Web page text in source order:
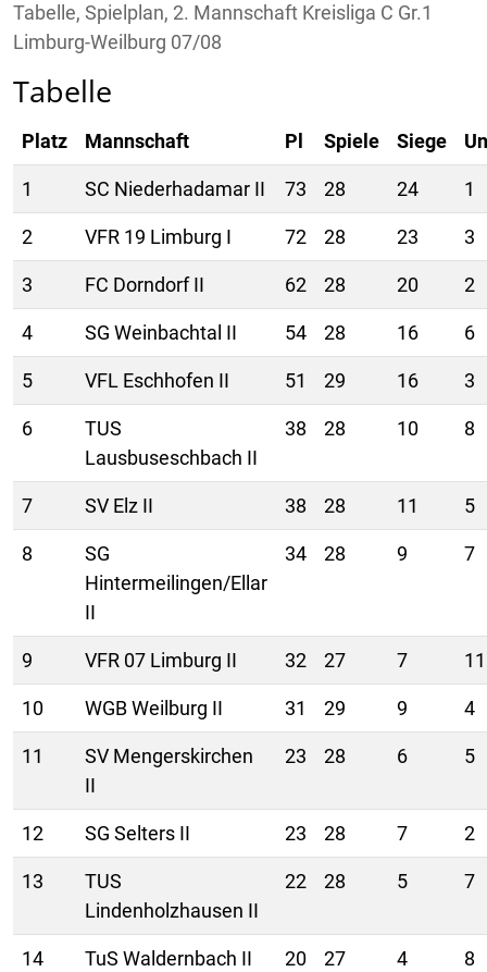
Tabelle, Spielplan, 2. Mannschaft Kreisliga C Gr.1
Limburg-Weilburg 07/08
Tabelle
Platz Mannschaft Pl Spiele Siege
1 SC Niederhadamar II 73 28 24 1
2 VFR 19 Limburg I 72 28 23 3
3 FC Dorndorf II 62 28 20 2
4 SG Weinbachtal II 54 28 16 6
5 VFL Eschhofen II 51 29 16 3
6
TUS
Lausbuseschbach II
38 28 10 8
7 SV Elz II 38 28 11 5
8
SG
Hintermeilingen/Ellar
II
34 28 9 7
9 VFR 07 Limburg II 32 27 7 11
10 WGB Weilburg II 31 29 9 4
11
SV Mengerskirchen
II
23 28 6 5
12 SG Selters II 23 28 7 2
13
TUS
Lindenholzhausen II
22 28 5 7
14 TuS Waldernbach II 20 27 4 8